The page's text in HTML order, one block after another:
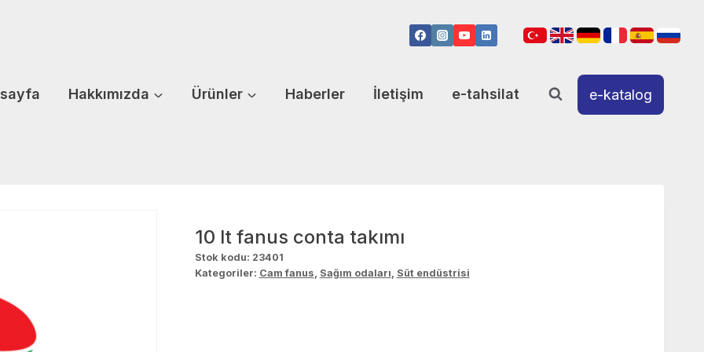
Hakkımızda Ürünler Haberler İletişim e-tahsilat e-katalog
10 lt fanus conta takımı
Stok kodu: 23401
Kategoriler: Cam fanus, Sağım odaları, Süt endüstrisi